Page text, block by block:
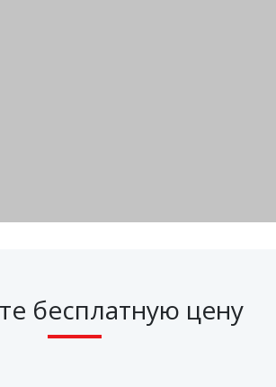
бесплатную цену